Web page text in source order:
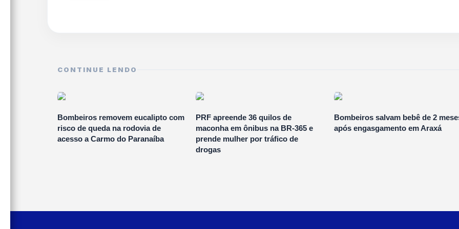
CONTINUE LENDO
Bombeiros removem eucalipto com
risco de queda na rodovia de
acesso a Carmo do Paranaíba
PRF apreende 36 quilos de
maconha em ônibus na BR-365 e
prende mulher por tráfico de
drogas
Bombeiros salvam bebê de 2
após engasgamento em Araxá